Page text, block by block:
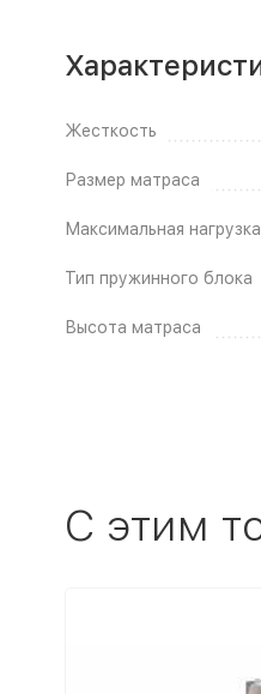
Жесткость
Размер матраса
Максимальная нагрузка
Тип пружинного блока
Высота матраса
C этим